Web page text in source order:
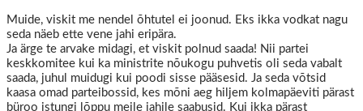
Muide, viskit me nendel õhtutel ei joonud. Eks ikka vodkat nagu
seda näeb ette vene jahi eripära.
Ja ärge te arvake midagi, et viskit polnud saada! Nii partei
keskkomitee kui ka ministrite nõukogu puhvetis oli seda vabalt
saada, juhul muidugi kui poodi sisse pääsesid. Ja seda võtsid
kaasa omad parteibossid, kes mõni aeg hiljem kolmapäeviti pärast
büroo istungi lõppu meile jahile saabusid. Kui ikka pärast